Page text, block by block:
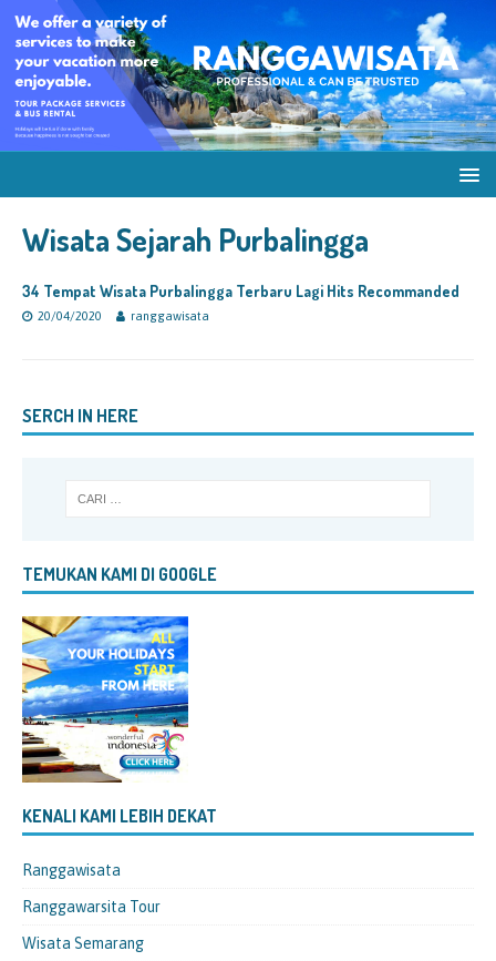
Wisata Sejarah Purbalingga
34 Tempat Wisata Purbalingga Terbaru Lagi Hits Recommanded
20/04/2020 ranggawisata
SERCH IN HERE
TEMUKAN KAMI DI GOOGLE
KENALI KAMI LEBIH DEKAT
Ranggawisata
Ranggawarsita Tour
Wisata Semarang